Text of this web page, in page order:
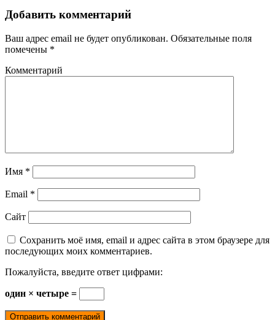
Добавить комментарий
Ваш адрес email не будет опубликован. Обязательные поля
помечены *
Комментарий
Имя *
Email *
Сайт
Сохранить моё имя, email и адрес сайта в этом браузере для
последующих моих комментариев.
Пожалуйста, введите ответ цифрами:
один × четыре =